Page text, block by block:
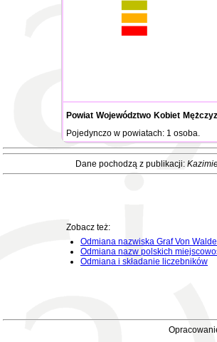
Powiat Województwo Kobiet
Pojedynczo w powiatach: 1 osoba.
Dane pochodzą z publikacji:
Zobacz też:
Odmiana nazwiska Graf Von
Odmiana nazw polskich
Odmiana i składanie liczebników